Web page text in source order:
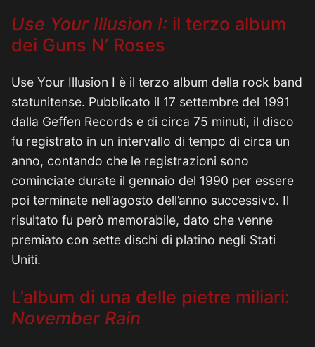
Use Your Illusion I: il terzo album
dei Guns N’ Roses
Use Your Illusion I è il terzo album della rock band
statunitense. Pubblicato il 17 settembre del 1991
dalla Geffen Records e di circa 75 minuti, il disco
fu registrato in un intervallo di tempo di circa un
anno, contando che le registrazioni sono
cominciate durate il gennaio del 1990 per essere
poi terminate nell’agosto dell’anno successivo. Il
risultato fu però memorabile, dato che venne
premiato con sette dischi di platino negli Stati
Uniti.
L’album di una delle pietre miliari:
November Rain